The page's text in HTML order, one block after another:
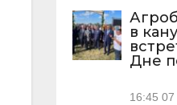
в
Дне
16:45 07